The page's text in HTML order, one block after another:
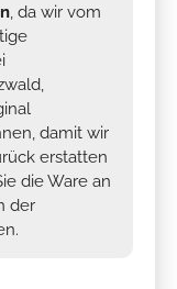
, da wir vom
damit wir
erstatten
die Ware an
der